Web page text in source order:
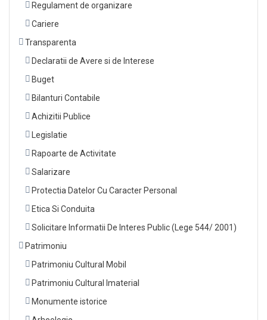
Regulament de organizare
Cariere
Transparenta
Declaratii de Avere si de Interese
Buget
Bilanturi Contabile
Achizitii Publice
Legislatie
Rapoarte de Activitate
Salarizare
Protectia Datelor Cu Caracter Personal
Etica Si Conduita
Solicitare Informatii De Interes Public (Lege 544/ 2001)
Patrimoniu
Patrimoniu Cultural Mobil
Patrimoniu Cultural Imaterial
Monumente istorice